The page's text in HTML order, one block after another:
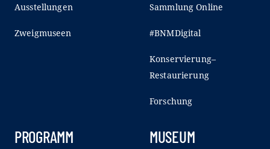
Ausstellungen
Zweigmuseen
Sammlung Online
#BNMDigital
Konservierung–
Restaurierung
Forschung
PROGRAMM MUSEUM